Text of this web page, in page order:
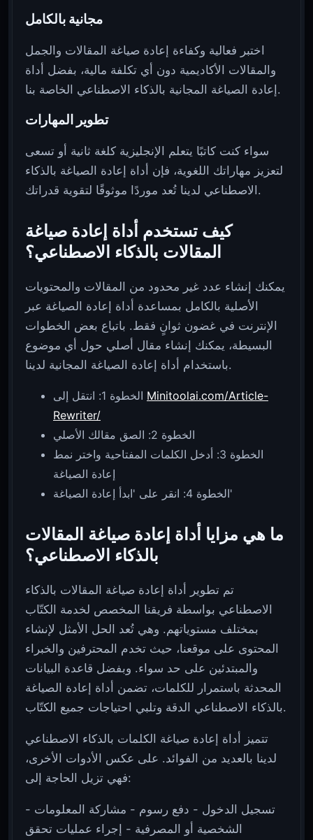
مجانية بالكامل
اختبر فعالية وكفاءة إعادة صياغة المقالات والجمل
والمقالات الأكاديمية دون أي تكلفة مالية، بفضل أداة
إعادة الصياغة المجانية بالذكاء الاصطناعي الخاصة بنا.
تطوير المهارات
سواء كنت كاتبًا يتعلم الإنجليزية كلغة ثانية أو تسعى
لتعزيز مهاراتك اللغوية، فإن أداة إعادة الصياغة بالذكاء
الاصطناعي لدينا تُعد موردًا موثوقًا لتقوية قدراتك.
كيف تستخدم أداة إعادة صياغة
المقالات بالذكاء الاصطناعي؟
يمكنك إنشاء عدد غير محدود من المقالات والمحتويات
الأصلية بالكامل بمساعدة أداة إعادة الصياغة عبر
الإنترنت في غضون ثوانٍ فقط. باتباع بعض الخطوات
البسيطة، يمكنك إنشاء مقال أصلي حول أي موضوع
باستخدام أداة إعادة الصياغة المجانية لدينا.
الخطوة 1: انتقل إلى Minitoolai.com/Article-
Rewriter/
الخطوة 2: الصق مقالك الأصلي
الخطوة 3: أدخل الكلمات المفتاحية واختر نمط
إعادة الصياغة
الخطوة 4: انقر على 'ابدأ إعادة الصياغة'
ما هي مزايا أداة إعادة صياغة المقالات
بالذكاء الاصطناعي؟
تم تطوير أداة إعادة صياغة المقالات بالذكاء
الاصطناعي بواسطة فريقنا المخصص لخدمة الكتّاب
بمختلف مستوياتهم. وهي تُعد الحل الأمثل لإنشاء
المحتوى على موقعنا، حيث تخدم المحترفين والخبراء
والمبتدئين على حد سواء. وبفضل قاعدة البيانات
المحدثة باستمرار للكلمات، تضمن أداة إعادة الصياغة
بالذكاء الاصطناعي الدقة وتلبي احتياجات جميع الكتّاب.
تتميز أداة إعادة صياغة الكلمات بالذكاء الاصطناعي
لدينا بالعديد من الفوائد. على عكس الأدوات الأخرى،
فهي تزيل الحاجة إلى:
- تسجيل الدخول - دفع رسوم - مشاركة المعلومات
الشخصية أو المصرفية - إجراء عمليات تحقق